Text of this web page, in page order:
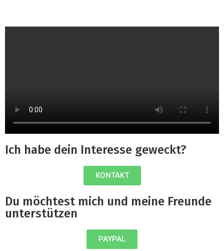
Ich habe dein Interesse geweckt?
KONTAKT
Du möchtest mich und meine Freunde
unterstützen
PAYPAL